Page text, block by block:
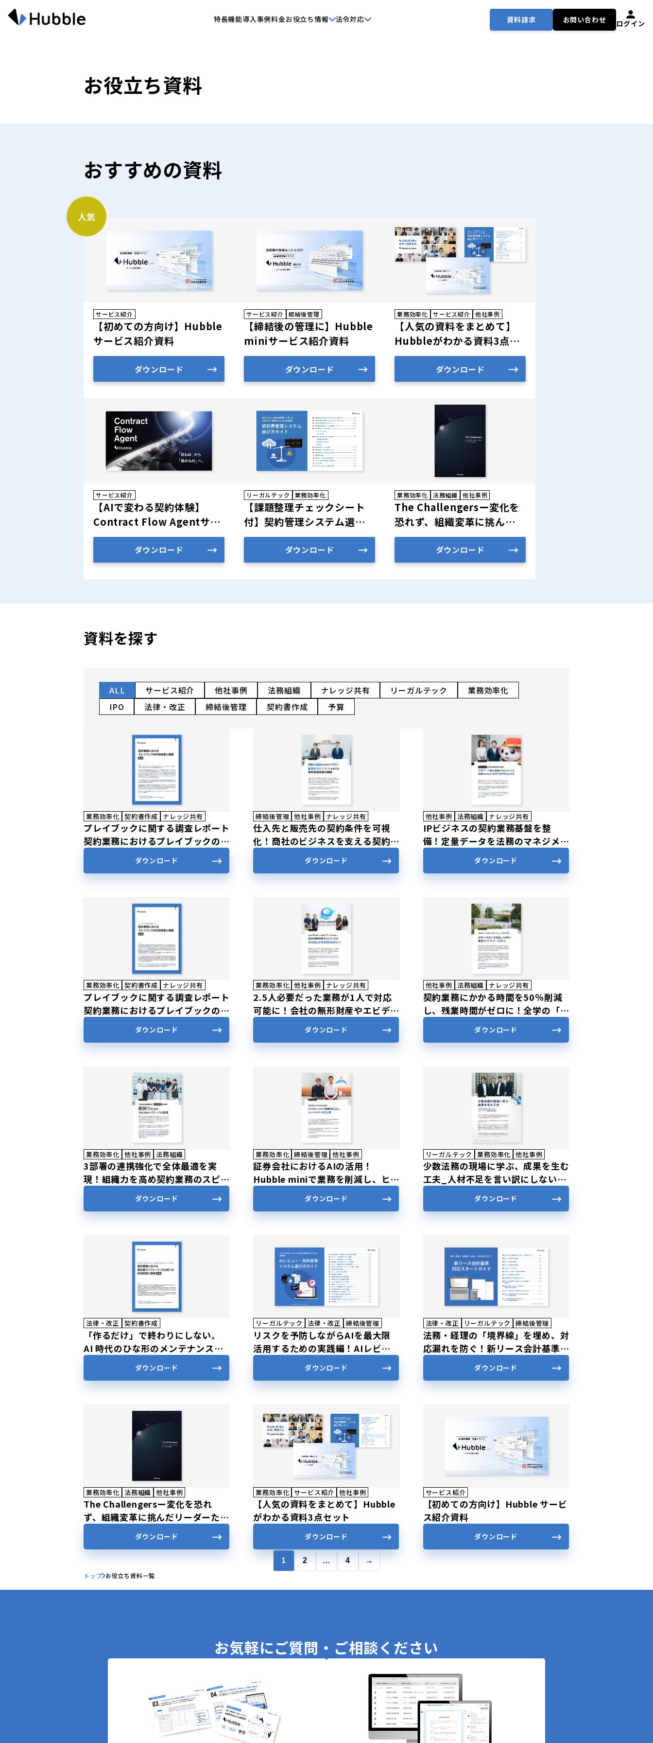
特長機能導入事例料金お役立ち情報 法令対応 資料請求 お問い合わせ ログイン
お役立ち資料
おすすめの資料
サービス紹介
【初めての方向け】Hubble
サービス紹介資料
ダウンロード
サービス紹介 締結後管理
【締結後の管理に】Hubble
miniサービス紹介資料
ダウンロード
業務効率化 サービス紹介 他社事例
【人気の資料をまとめて】
Hubbleがわかる資料3点セ
ット
ダウンロード
サービス紹介
【AIで変わる契約体験】
Contract Flow Agentサー
ビス紹介資料
ダウンロード
リーガルテック 業務効率化
【課題整理チェックシート
付】契約管理システム選び
方ガイド
ダウンロード
業務効率化 法務組織 他社事例
The Challengersー変化を
恐れず、組織変革に挑んだリ
ーダーたちの記録
ダウンロード
資料を探す
ALL サービス紹介 他社事例 法務組織 ナレッジ共有 リーガルテック
業務効率化
IPO
法律・改正 締結後管理 契約書作成 予算
業務効率化 契約書作成 ナレッジ共有
プレイブックに関する調査レポート
契約業務におけるプレイブックの利
用実態と課題【後編】
ダウンロード
締結後管理 他社事例 ナレッジ共有
仕入先と販売先の契約条件を可視
化！商社のビジネスを支える契約管
理体制の構築ダウンロード
他社事例 法務組織 ナレッジ共有
IPビジネスの契約業務基盤を整
備！定量データを法務のマネジメン
トや評価はもちろん経営判断にも活
ダウンロード
業務効率化 契約書作成 ナレッジ共有
プレイブックに関する調査レポート
契約業務におけるプレイブックの利
用実態と課題【前編】
ダウンロード
業務効率化 他社事例 ナレッジ共有
2.5人必要だった業務が1人で対応
可能に！会社の無形財産やエビデン
スの保全と全体最適を両立
ダウンロード
他社事例 法務組織 ナレッジ共有
契約業務にかかる時間を50％削減
し、残業時間がゼロに！全学の「知
見の宝箱」の活用で契約リテラシー
ダウンロード
業務効率化 他社事例 法務組織
3部署の連携強化で全体最適を実
現！組織力を高め契約業務のスピー
ダウンロード
業務効率化 締結後管理 他社事例
証券会社におけるAIの活用！
Hubble miniで業務を削減し、ヒュ
ーマンエラーを防止
ダウンロード
リーガルテック 業務効率化 他社事例
少数法務の現場に学ぶ、成果を生む
工夫_人材不足を言い訳にしないス
タートアップ法務が集う夜
ダウンロード
法律・改正 契約書作成
「作るだけ」で終わりにしない。
AI 時代のひな形のメンテナンス手
法～契約業務における契約書テンプ
レート（ひな形）の利用実態と課題
【後編】
ダウンロード
リーガルテック 法律・改正 締結後管理
リスクを予防しながらAIを最大限
活用するための実践編！AIレビュ
ー・契約管理システム選び方ガイド
ダウンロード
法律・改正 リーガルテック 締結後管理
法務・経理の「境界線」を埋め、対
応漏れを防ぐ！新リース会計基準
対応スタートガイド
ダウンロード
業務効率化 法務組織 他社事例
The Challengersー変化を恐れ
ず、組織変革に挑んだリーダーたち
ダウンロード
業務効率化 サービス紹介 他社事例
【人気の資料をまとめて】Hubble
がわかる資料3点セット
ダウンロード
サービス紹介
【初めての方向け】Hubble サービ
ス紹介資料
ダウンロード
1 2 … 4
→
トップ お役立ち資料一覧
お気軽にご質問・ご相談ください